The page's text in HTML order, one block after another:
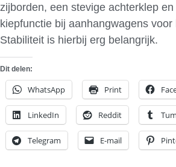
zijborden, een stevige achterklep
kiepfunctie bij aanhangwagens voor
Stabiliteit is hierbij erg belangrijk.
Dit delen:
WhatsApp Print
LinkedIn Reddit
Telegram E-mail